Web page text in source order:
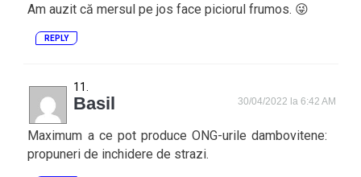
Am auzit că mersul pe jos face piciorul frumos. 😜
REPLY
Basil 30/04/2022 la 6:42 AM
Maximum a ce pot produce ONG-urile dambovitene:
propuneri de inchidere de strazi.